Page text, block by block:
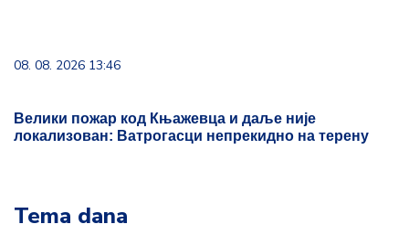
08. 08. 2026 13:46
Велики пожар код Књажевца и даље није
локализован: Ватрогасци непрекидно на терену
Tema dana